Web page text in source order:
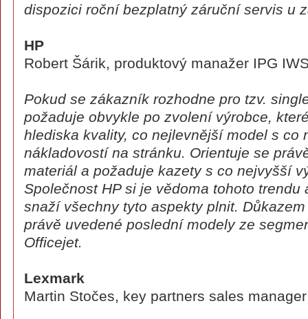
dispozici roční bezplatný záruční servis u
HP
Robert Šárik, produktový manažer IPG
Pokud se zákazník rozhodne pro tzv.
požaduje obvykle po zvolení výrobce,
hlediska kvality, co nejlevnější model s co
nákladovostí na stránku. Orientuje se
materiál a požaduje kazety s co nejvyšší
Společnost HP si je vědoma tohoto trendu
snaží všechny tyto aspekty plnit.
právě uvedené poslední modely ze
Officejet.
Lexmark
Martin Stočes, key partners sales manager